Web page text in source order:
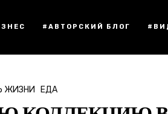
#АВТОРСКИЙ БЛОГ
ЖИЗНИ ЕДА